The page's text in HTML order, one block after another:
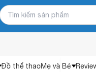
Đồ thể thaoMẹ và Bé